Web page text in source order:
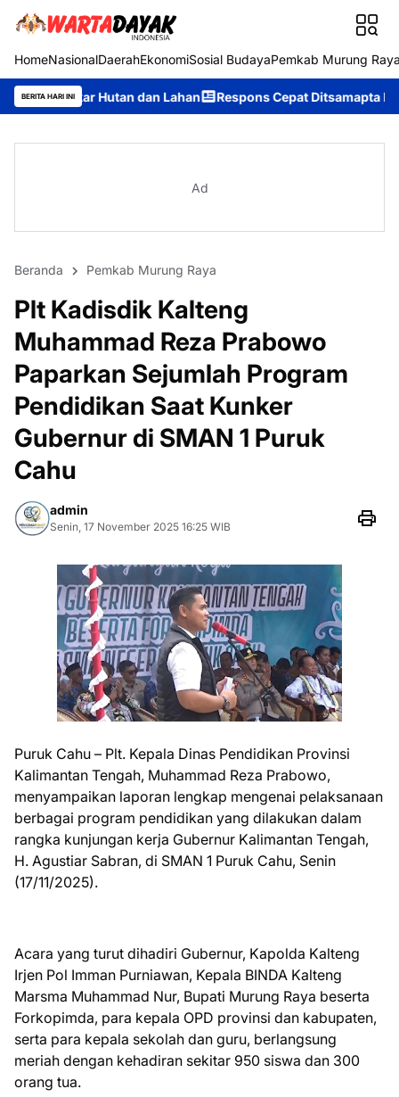
HomeNasionalDaerahEkonomiSosial BudayaPemkab Murung
BERITA HARI INI
dan Lahan Respons Cepat Ditsamapta Polda Kalteng
Ad
Beranda Pemkab Murung Raya
Plt Kadisdik Kalteng
Muhammad Reza Prabowo
Paparkan Sejumlah Program
Pendidikan Saat Kunker
Gubernur di SMAN 1 Puruk
Cahu
admin
Senin, 17 November 2025 16:25 WIB
Puruk Cahu – Plt. Kepala Dinas Pendidikan Provinsi
Kalimantan Tengah, Muhammad Reza Prabowo,
menyampaikan laporan lengkap mengenai pelaksanaan
berbagai program pendidikan yang dilakukan dalam
rangka kunjungan kerja Gubernur Kalimantan Tengah,
H. Agustiar Sabran, di SMAN 1 Puruk Cahu, Senin
(17/11/2025).
Acara yang turut dihadiri Gubernur, Kapolda Kalteng
Irjen Pol Imman Purniawan, Kepala BINDA Kalteng
Marsma Muhammad Nur, Bupati Murung Raya beserta
Forkopimda, para kepala OPD provinsi dan kabupaten,
serta para kepala sekolah dan guru, berlangsung
meriah dengan kehadiran sekitar 950 siswa dan 300
orang tua.